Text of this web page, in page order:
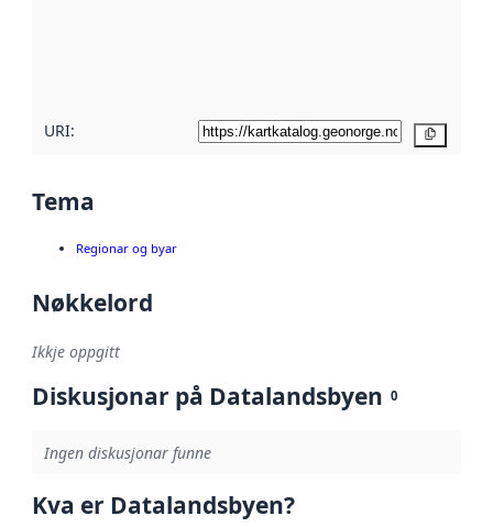
URI:
Tema
Regionar og byar
Nøkkelord
Ikkje oppgitt
Diskusjonar på Datalandsbyen 0
Ingen diskusjonar funne
Kva er Datalandsbyen?